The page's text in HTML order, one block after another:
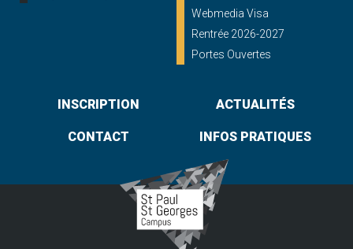
Webmedia Visa
Rentrée 2026-2027
Portes Ouvertes
INSCRIPTION ACTUALITÉS
CONTACT INFOS PRATIQUES